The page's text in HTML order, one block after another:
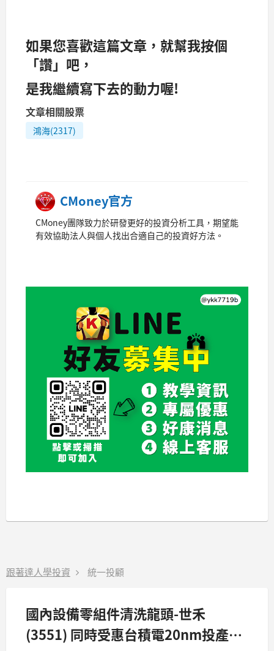
如果您喜歡這篇文章，就幫我按個
「讚」吧，
是我繼續寫下去的動力喔!
文章相關股票
鴻海(2317)
CMoney官方
CMoney團隊致力於研發更好的投資分析工具，期望能
有效協助法人與個人找出合適自己的投資好方法。
跟著達人學投資 統一投顧
國內設備零組件清洗龍頭-世禾
(3551) 同時受惠台積電20nm投產及